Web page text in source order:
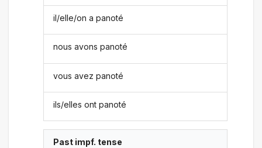
il/elle/on a panoté
nous avons panoté
vous avez panoté
ils/elles ont panoté
Past impf. tense